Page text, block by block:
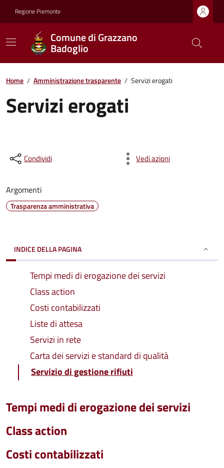
Regione Piemonte
Comune di Grazzano
Badoglio
Home / Amministrazione trasparente / Servizi erogati
Servizi erogati
Condividi Vedi azioni
Argomenti
Trasparenza amministrativa
INDICE DELLA PAGINA
Tempi medi di erogazione dei servizi
Class action
Costi contabilizzati
Liste di attesa
Servizi in rete
Carta dei servizi e standard di qualità
Servizio di gestione rifiuti
Tempi medi di erogazione dei servizi
Class action
Costi contabilizzati